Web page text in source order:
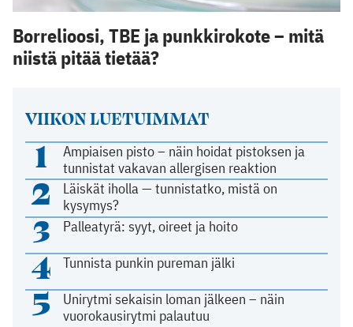
VIIKON LUETUIMMAT
1
Ampiaisen pisto – näin hoidat pistoksen ja
tunnistat vakavan allergisen reaktion
2
Läiskät iholla — tunnistatko, mistä on
kysymys?
3 Palleatyrä: syyt, oireet ja hoito
4 Tunnista punkin pureman jälki
5
Unirytmi sekaisin loman jälkeen – näin
vuorokausirytmi palautuu
Borrelioosi, TBE ja punkkirokote – mitä
niistä pitää tietää?